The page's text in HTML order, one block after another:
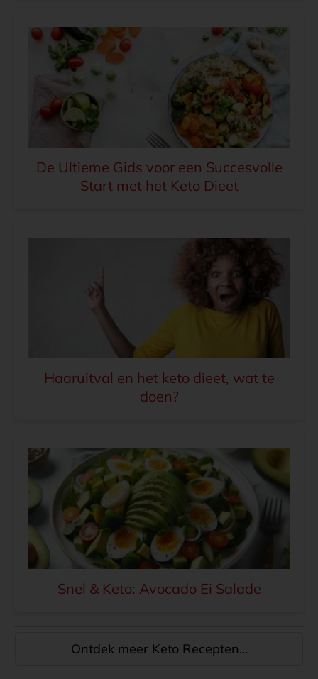
De Ultieme Gids voor een Succesvolle
Start met het Keto Dieet
Haaruitval en het keto dieet, wat te
doen?
Snel & Keto: Avocado Ei Salade
Ontdek meer Keto Recepten...